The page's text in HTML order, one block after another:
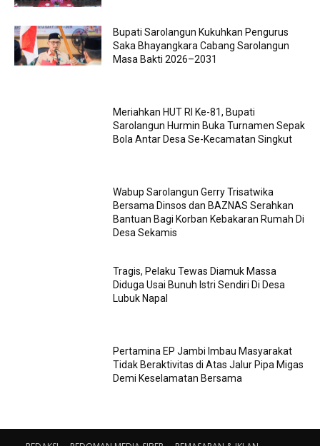
Bupati Sarolangun Kukuhkan Pengurus
Saka Bhayangkara Cabang Sarolangun
Masa Bakti 2026–2031
Meriahkan HUT RI Ke-81, Bupati
Sarolangun Hurmin Buka Turnamen Sepak
Bola Antar Desa Se-Kecamatan Singkut
Wabup Sarolangun Gerry Trisatwika
Bersama Dinsos dan BAZNAS Serahkan
Bantuan Bagi Korban Kebakaran Rumah Di
Desa Sekamis
Tragis, Pelaku Tewas Diamuk Massa
Diduga Usai Bunuh Istri Sendiri Di Desa
Lubuk Napal
Pertamina EP Jambi Imbau Masyarakat
Tidak Beraktivitas di Atas Jalur Pipa Migas
Demi Keselamatan Bersama